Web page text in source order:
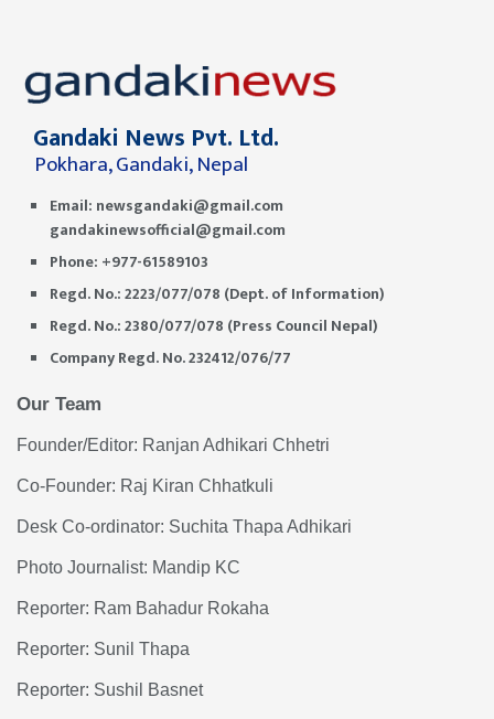
Gandaki News Pvt. Ltd.
Pokhara, Gandaki, Nepal
Email: newsgandaki@gmail.com
gandakinewsofficial@gmail.com
Phone: +977-61589103
Regd. No.: 2223/077/078 (Dept. of Information)
Regd. No.: 2380/077/078 (Press Council Nepal)
Company Regd. No. 232412/076/77
Our Team
Founder/Editor: Ranjan Adhikari Chhetri
Co-Founder: Raj Kiran Chhatkuli
Desk Co-ordinator: Suchita Thapa Adhikari
Photo Journalist: Mandip KC
Reporter: Ram Bahadur Rokaha
Reporter: Sunil Thapa
Reporter: Sushil Basnet